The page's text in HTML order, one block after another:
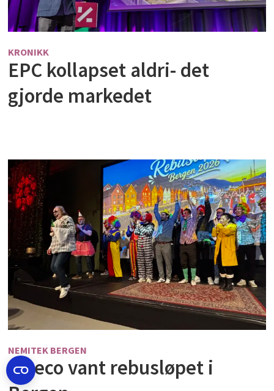
KRONIKK
EPC kollapset aldri- det
gjorde markedet
NEMITEK BERGEN
Sweco vant rebusløpet i